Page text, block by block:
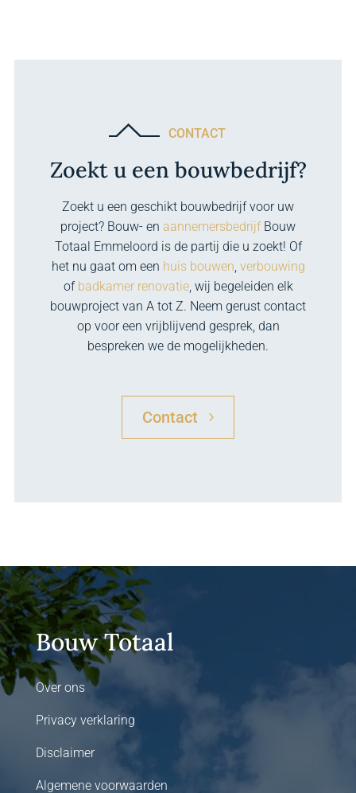
CONTACT
Zoekt u een bouwbedrijf?
Zoekt u een geschikt bouwbedrijf voor uw
project? Bouw- en aannemersbedrijfBouw
Totaal Emmeloord is de partij die u zoekt! Of
het nu gaat om een huis bouwen verbouwing
of badkamer renovatie, wij begeleiden elk
bouwproject van A tot Z. Neem gerust contact
op voor een vrijblijvend gesprek, dan
bespreken we de mogelijkheden.
Contact
Bouw Totaal
Over ons
Privacy verklaring
Disclaimer
Algemene voorwaarden